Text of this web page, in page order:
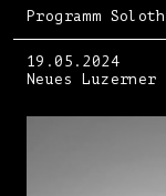
Programm
19.05.2024
Neues Luzerner